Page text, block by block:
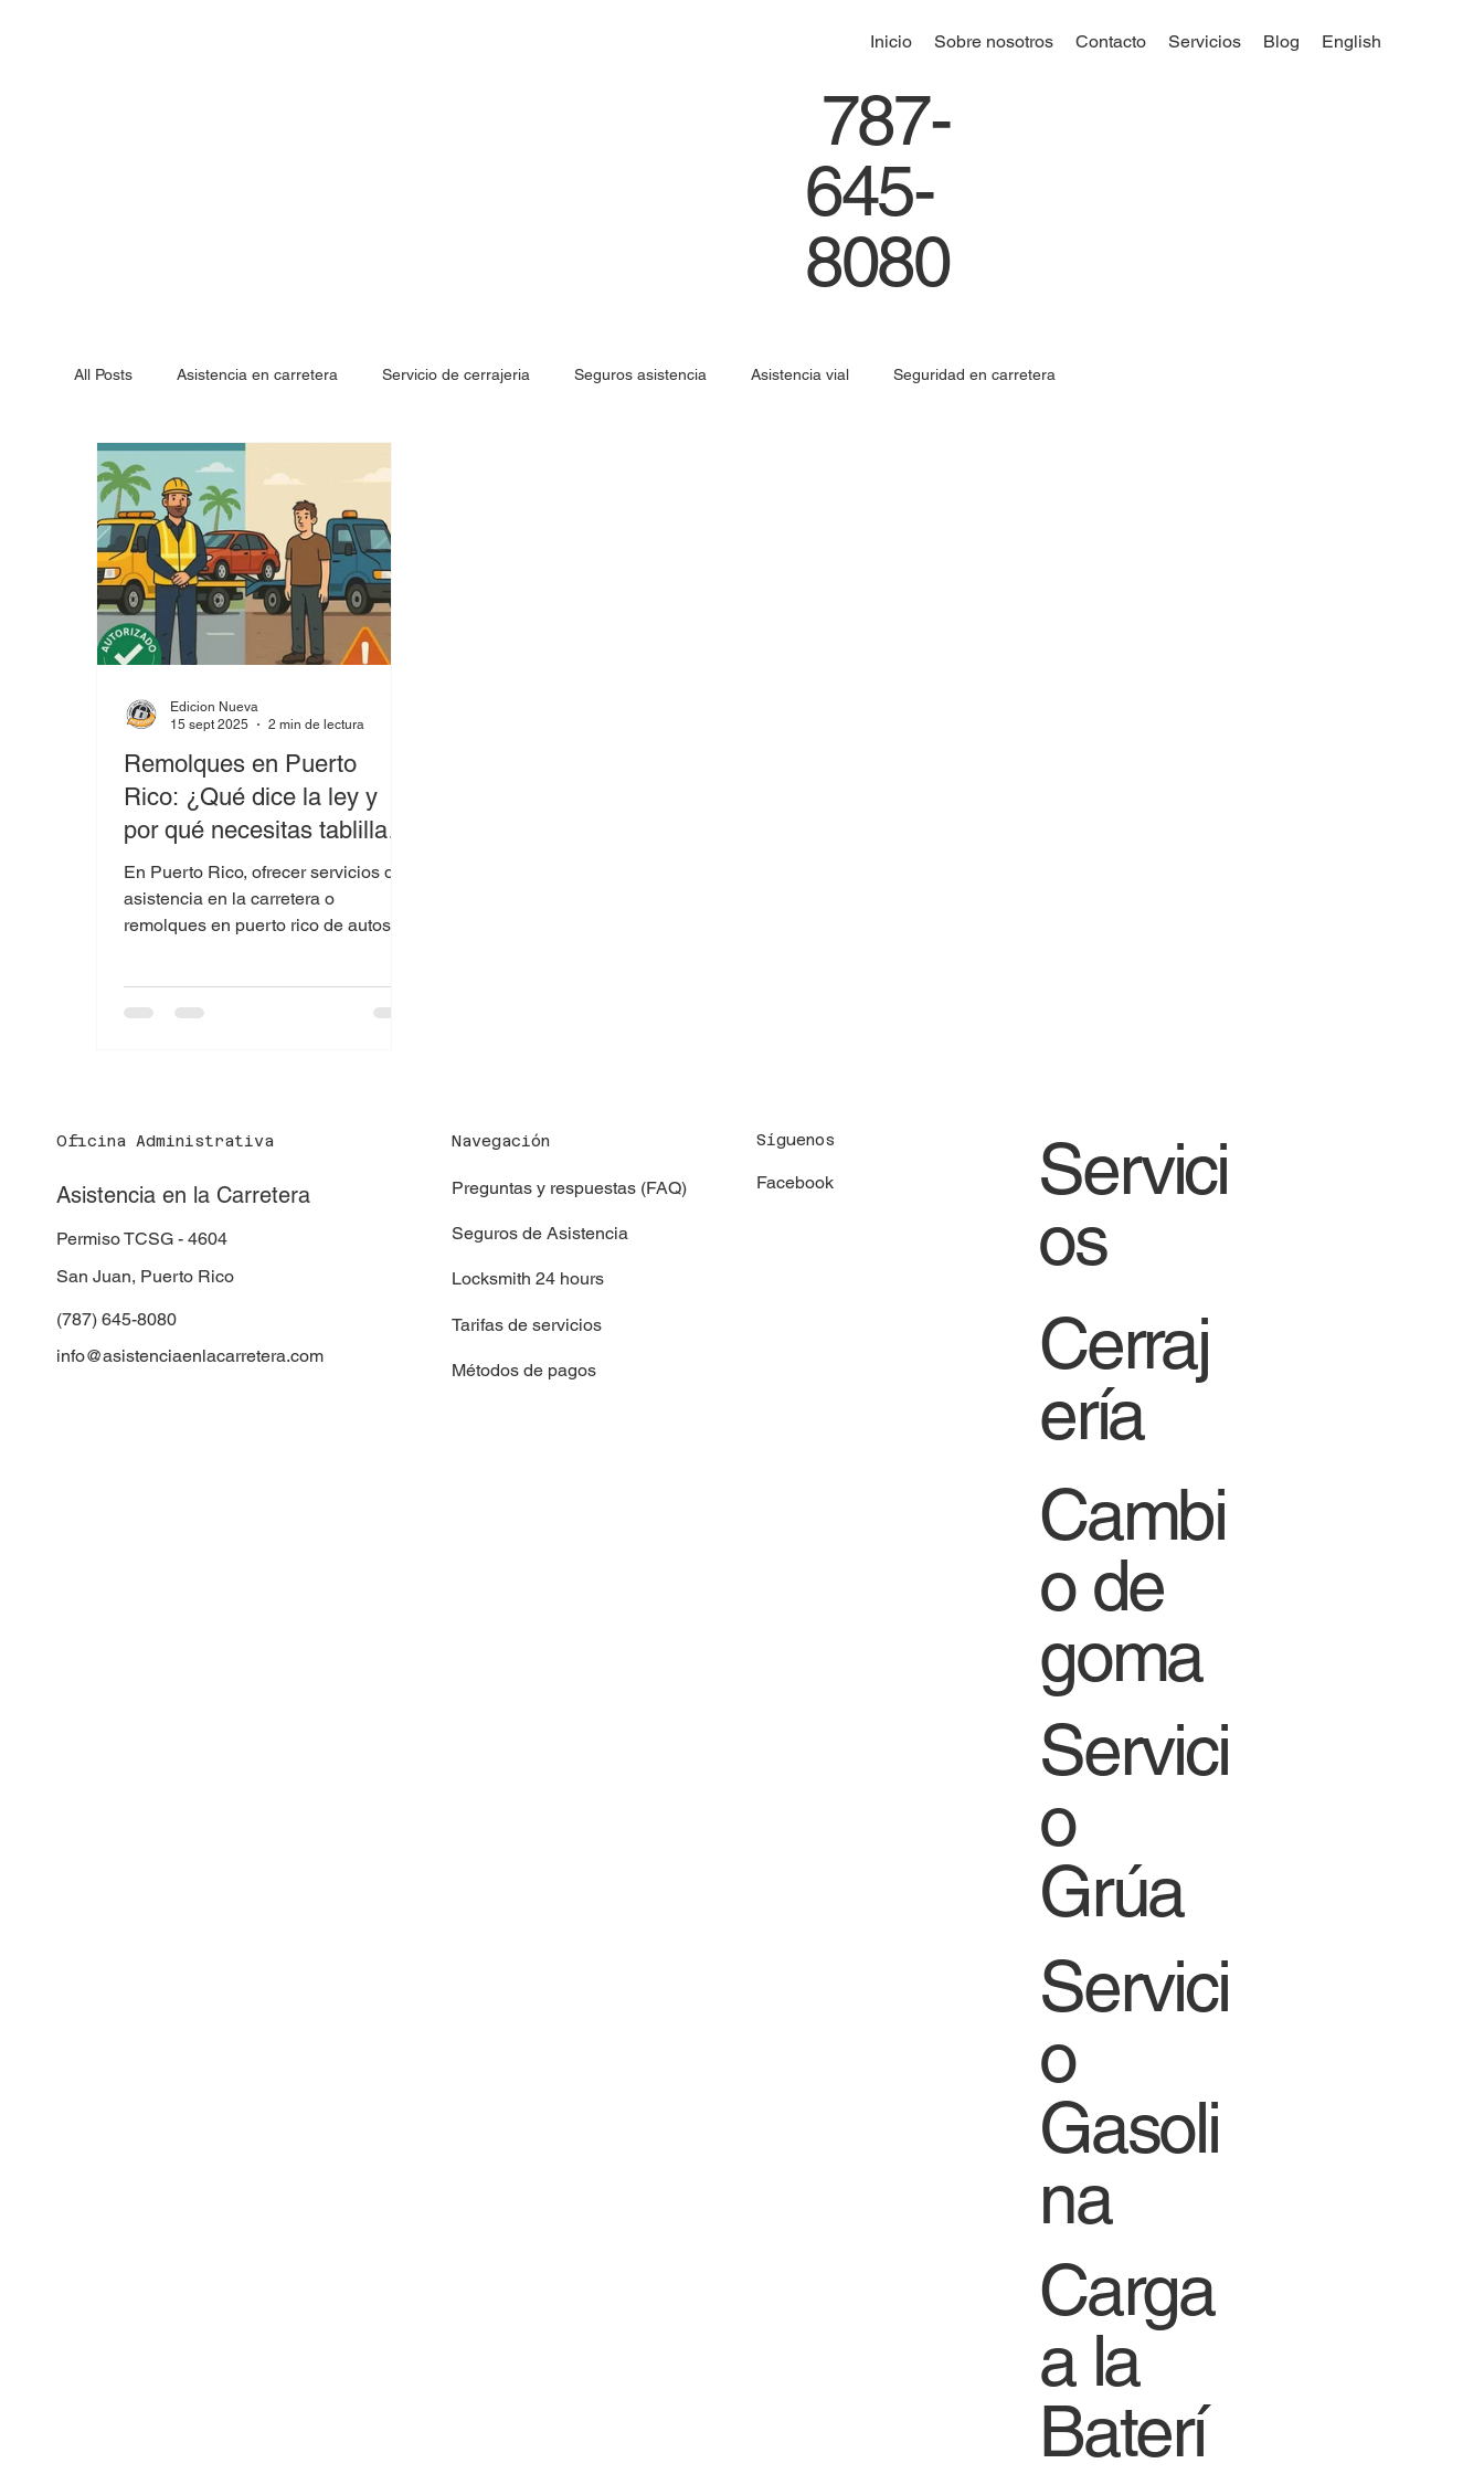
Inicio Sobre nosotros Contacto Servicios Blog English
787-
645-
8080
All Posts Asistencia en carretera Servicio de cerrajeria Seguros asistencia Asistencia vial Seguridad en carretera
Remolques en Puerto
Rico: ¿Qué dice la ley y
por qué necesitas tablillas
de la Comisión?
En Puerto Rico, ofrecer servicios de
asistencia en la carretera o
remolques en puerto rico de autos
vehículo de arrastre debe portar
recibes puede ser ilegal y riesgoso.
autorización Hoy en día existen miles
Edicion Nueva
15 sept 2025
2 min de lectura
Oficina Administrativa
Asistencia en la Carretera
Permiso TCSG - 4604
San Juan, Puerto Rico
(787) 645-8080
info@asistenciaenlacarretera.com
Navegación
Preguntas y respuestas (FAQ)
Seguros de Asistencia
Locksmith 24 hours
Tarifas de servicios
Métodos de pagos
Síguenos
Facebook
Servici
os
Cerraj
ería
Cambi
o de
goma
Servici
o
Grúa
Servici
o
Gasoli
na
Carga
a la
Baterí